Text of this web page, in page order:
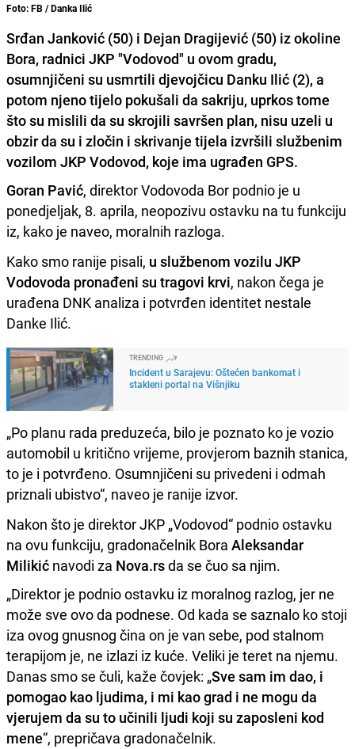
Foto: FB / Danka Ilić
Srđan Janković (50) i Dejan Dragijević (50) iz okoline
Bora, radnici JKP "Vodovod" u ovom gradu,
osumnjičeni su usmrtili djevojčicu Danku Ilić (2), a
potom njeno tijelo pokušali da sakriju, uprkos tome
što su mislili da su skrojili savršen plan, nisu uzeli u
obzir da su i zločin i skrivanje tijela izvršili službenim
vozilom JKP Vodovod, koje ima ugrađen GPS.
Goran Pavić, direktor Vodovoda Bor podnio je u
ponedjeljak, 8. aprila, neopozivu ostavku na tu funkciju
iz, kako je naveo, moralnih razloga.
Kako smo ranije pisali, u službenom vozilu JKP
Vodovoda pronađeni su tragovi krvi, nakon čega je
urađena DNK analiza i potvrđen identitet nestale
Danke Ilić.
TRENDING
Incident u Sarajevu: Oštećen bankomat i
stakleni portal na Višnjiku
„Po planu rada preduzeća, bilo je poznato ko je vozio
automobil u kritično vrijeme, provjerom baznih stanica,
to je i potvrđeno. Osumnjičeni su privedeni i odmah
priznali ubistvo“, naveo je ranije izvor.
Nakon što je direktor JKP „Vodovod“ podnio ostavku
na ovu funkciju, gradonačelnik Bora Aleksandar
Milikić navodi za Nova.rsda se čuo sa njim.
„Direktor je podnio ostavku iz moralnog razlog, jer ne
može sve ovo da podnese. Od kada se saznalo ko stoji
iza ovog gnusnog čina on je van sebe, pod stalnom
terapijom je, ne izlazi iz kuće. Veliki je teret na njemu.
Danas smo se čuli, kaže čovjek: „Sve sam im dao, i
pomogao kao ljudima, i mi kao grad i ne mogu da
vjerujem da su to učinili ljudi koji su zaposleni kod
mene“, prepričava gradonačelnik.